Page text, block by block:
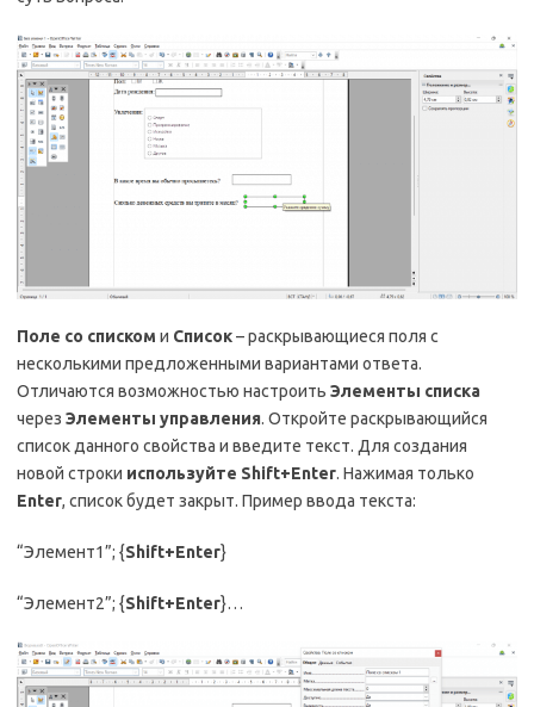
Поле со списком и Список– раскрывающиеся поля с
несколькими предложенными вариантами ответа.
Отличаются возможностью настроить Элементы списка
через Элементы управления. Откройте раскрывающийся
список данного свойства и введите текст. Для создания
новой строки используйте Shift+Enter. Нажимая только
Enter, список будет закрыт. Пример ввода текста:
“Элемент1”; {Shift+Enter}
“Элемент2”; {Shift+Enter}…